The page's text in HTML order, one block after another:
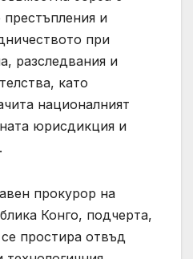
и
при
разследвания и
като
националният
юрисдикция и
прокурор на
Конго, подчерта,
простира отвъд